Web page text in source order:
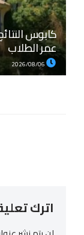
عمر الطلاب
اترك